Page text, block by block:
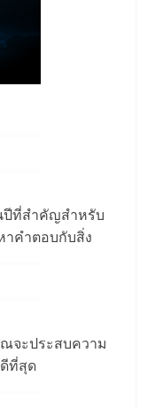
ปีที่สำคัญสำหรับ
คำตอบกับสิ่ง
จะประสบความ
ที่สุด